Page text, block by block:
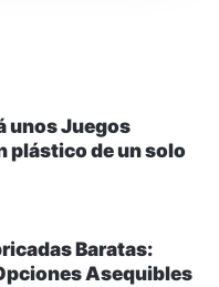
unos Juegos
plástico de un solo
Baratas:
Asequibles